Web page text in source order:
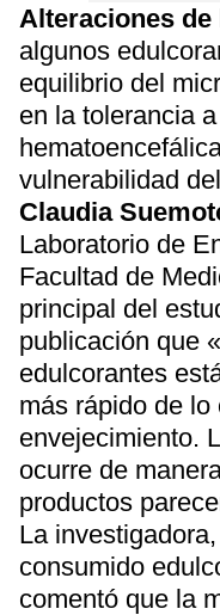
Alteraciones
algunos
equilibrio del
en la tolerancia
vulnerabilidad
Claudia
Laboratorio de
Facultad de
principal del
publicación que
edulcorantes
más rápido de lo
envejecimiento.
ocurre de
productos
La
consumido
comentó que la